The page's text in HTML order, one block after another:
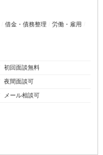
借金・債務整理
労働・雇用
初回面談無料
夜間面談可
メール相談可